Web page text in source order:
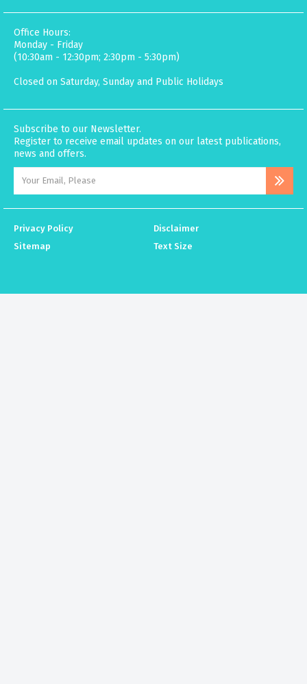
Office Hours:
Monday - Friday
(10:30am - 12:30pm; 2:30pm - 5:30pm)
Closed on Saturday, Sunday and Public Holidays
Subscribe to our Newsletter.
Register to receive email updates on our latest publications,
news and offers.
Privacy Policy
Disclaimer
Sitemap
Text Size